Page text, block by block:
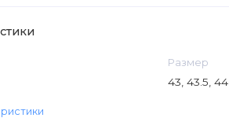
Размер
43, 43.5, 44